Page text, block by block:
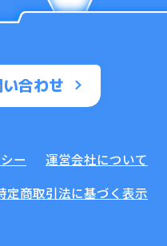
合わせ
ー
運営会社について
定商取引法に基づく表示